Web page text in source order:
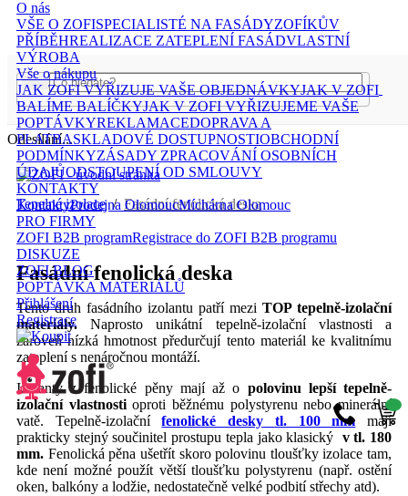
Odesílání...
O nás
VŠE O ZOFISPECIALISTÉ NA FASÁDYZOFÍKŮV
PŘÍBĚHREALIZACE ZATEPLENÍ FASÁDVLASTNÍ
VÝROBA
Vše o nákupu
JAK ZOFI VYŘIZUJE VAŠE OBJEDNÁVKYJAK V ZOFI
BALÍME BALÍČKYJAK V ZOFI VYŘIZUJEME VAŠE
POPTÁVKYREKLAMACEDOPRAVA A
PLATBASKLADOVÉ DOSTUPNOSTIOBCHODNÍ
PODMÍNKYZÁSADY ZPRACOVÁNÍ OSOBNÍCH
ÚDAJŮODSTOUPENÍ OD SMLOUVY
KONTAKTY
KontaktyProdejna OlomoucMíchárna Olomouc
PRO FIRMY
ZOFI B2B programRegistrace do ZOFI B2B programu
DISKUZE
ZOFI BLOG
POPTÁVKA MATERIÁLŮ
Přihlášení
Registrace
Tepelné izolace/ Fasádní fenolická deska
Fasádní fenolická deska
Tento druh fasádního izolantu patří mezi TOP tepelně-izolační
materiály. Naprosto unikátní tepelně-izolační vlastnosti a
zároveň nízká hmotnost předurčují tento materiál ke kvalitnímu
zateplení s nenáročnou montáží.
Izolanty z fenolické pěny mají až o polovinu lepší tepelně-
izolační vlastnostioproti běžnému polystyrenu nebo minerální
vatě. Tepelně-izolačnífenolické desky tl. 100 mm mají
prakticky stejný součinitel prostupu tepla jako klasický v tl. 180
mm. Fenolická pěna ušetřít skoro polovinu tloušťky izolace tam,
kde není možné použít větší tloušťku polystyrenu (např. ostění
oken, balkóny a lodžie, nedostatečně velké podbití střechy atd).